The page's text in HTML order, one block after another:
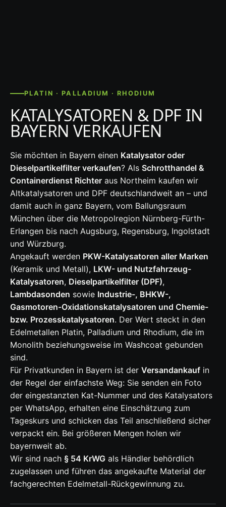
PLATIN · PALLADIUM · RHODIUM
KATALYSATOREN & DPF IN
BAYERN VERKAUFEN
Sie möchten in Bayern einen Katalysator oder
Dieselpartikelfilter verkaufen? Als Schrotthandel &
Containerdienst Richter aus Northeim kaufen wir
Altkatalysatoren und DPF deutschlandweit an – und
damit auch in ganz Bayern, vom Ballungsraum
München über die Metropolregion Nürnberg-Fürth-
Erlangen bis nach Augsburg, Regensburg, Ingolstadt
und Würzburg.
Angekauft werden PKW-Katalysatoren aller Marken
(Keramik und Metall), LKW- und Nutzfahrzeug-
Katalysatoren, Dieselpartikelfilter (DPF),
Lambdasonden sowie Industrie-, BHKW-,
Gasmotoren-Oxidationskatalysatoren und Chemie-
bzw. Prozesskatalysatoren. Der Wert steckt in den
Edelmetallen Platin, Palladium und Rhodium, die im
Monolith beziehungsweise im Washcoat gebunden
sind.
Für Privatkunden in Bayern ist der Versandankauf in
der Regel der einfachste Weg: Sie senden ein Foto
der eingestanzten Kat-Nummer und des Katalysators
per WhatsApp, erhalten eine Einschätzung zum
Tageskurs und schicken das Teil anschließend sicher
verpackt ein. Bei größeren Mengen holen wir
bayernweit ab.
Wir sind nach § 54 KrWG als Händler behördlich
zugelassen und führen das angekaufte Material der
fachgerechten Edelmetall-Rückgewinnung zu.